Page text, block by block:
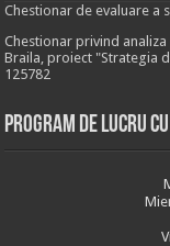
Chestionar de evaluare a
Chestionar privind
Braila, proiect "Strategia
125782
Program de lucru